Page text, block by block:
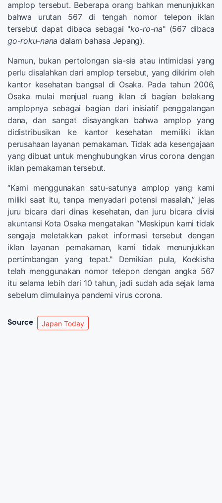
amplop tersebut. Beberapa orang bahkan menunjukkan
bahwa urutan 567 di tengah nomor telepon iklan
tersebut dapat dibaca sebagai "ko-ro-na" (567 dibaca
go-roku-nana dalam bahasa Jepang).
Namun, bukan pertolongan sia-sia atau intimidasi yang
perlu disalahkan dari amplop tersebut, yang dikirim oleh
kantor kesehatan bangsal di Osaka. Pada tahun 2006,
Osaka mulai menjual ruang iklan di bagian belakang
amplopnya sebagai bagian dari inisiatif penggalangan
dana, dan sangat disayangkan bahwa amplop yang
didistribusikan ke kantor kesehatan memiliki iklan
perusahaan layanan pemakaman. Tidak ada kesengajaan
yang dibuat untuk menghubungkan virus corona dengan
iklan pemakaman tersebut.
“Kami menggunakan satu-satunya amplop yang kami
miliki saat itu, tanpa menyadari potensi masalah,” jelas
juru bicara dari dinas kesehatan, dan juru bicara divisi
akuntansi Kota Osaka mengatakan “Meskipun kami tidak
sengaja meletakkan paket informasi tersebut dengan
iklan layanan pemakaman, kami tidak menunjukkan
pertimbangan yang tepat." Demikian pula, Koekisha
telah menggunakan nomor telepon dengan angka 567
itu selama lebih dari 10 tahun, jadi sudah ada sejak lama
sebelum dimulainya pandemi virus corona.
Source Japan Today